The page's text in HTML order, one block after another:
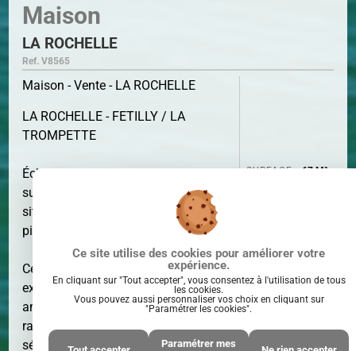
Maison
LA ROCHELLE
Ref. V8565
Maison - Vente - LA ROCHELLE
LA ROCHELLE - FETILLY / LA
TROMPETTE
Échoppe des années 30 de plain-pied
sur une parcelle d'environ 200m²,
située dans une rue calme à 10 min à
pied du centre-ville historique.
Cette échoppe comprend un séjour
exposé plein sud, une cuisine équipée
aménagée, deux chambres avec
rangements, une salle d'eau, un WC
séparé, une véranda de 12.87 m²,
SURFACE 67 M²
PIÈCE(S)3
Ce site utilise des cookies pour améliorer votre
expérience.
En cliquant sur "Tout accepter", vous consentez à l'utilisation de tous
les cookies.
Vous pouvez aussi personnaliser vos choix en cliquant sur
"Paramétrer les cookies".
Paramétrer mes